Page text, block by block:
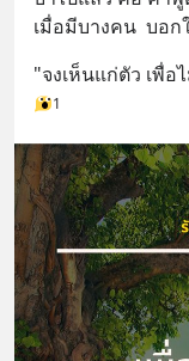
เมื่อมีบางคน  บอก
"จงเห็นแก่ตัว เพื่อ
1